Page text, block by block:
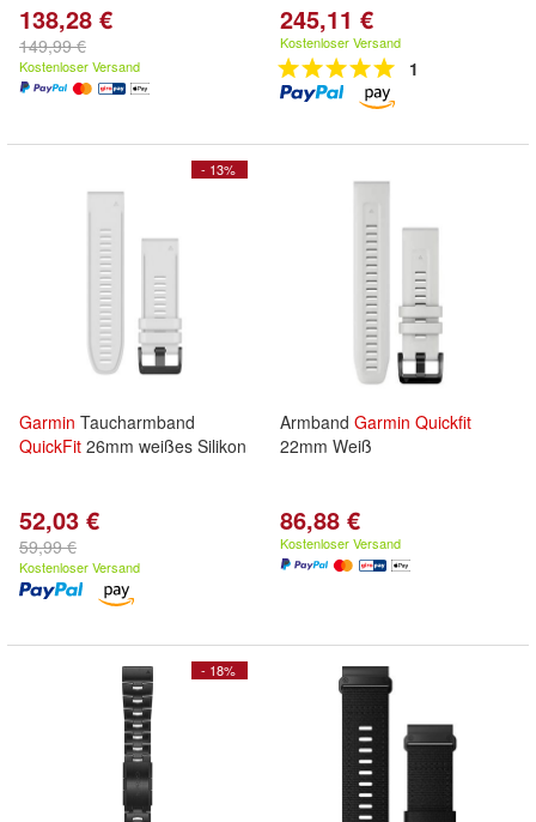
138,28 €
149,99 €
Kostenloser Versand
245,11 €
Kostenloser Versand
1
- 13%
Garmin Taucharmband
QuickFit 26mm weißes Silikon
52,03 €
59,99 €
Kostenloser Versand
Armband Garmin Quickfit
22mm Weiß
86,88 €
Kostenloser Versand
- 18%